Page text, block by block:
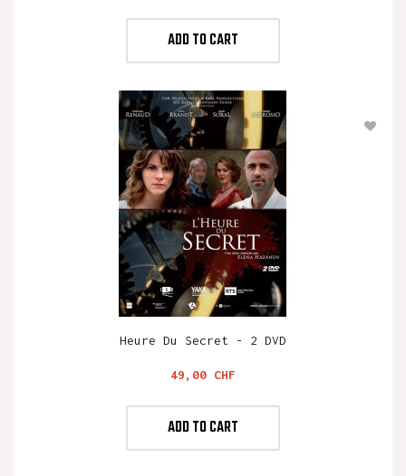
ADD TO CART
Heure Du Secret - 2 DVD
Preis
49,00 CHF
ADD TO CART